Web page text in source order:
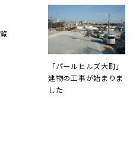
「パールヒルズ大町」
建物の工事が始まりま
した